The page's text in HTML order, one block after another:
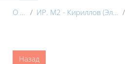
О курсе ИР. М2 - Кириллов (Электронный курс) с видео
Назад